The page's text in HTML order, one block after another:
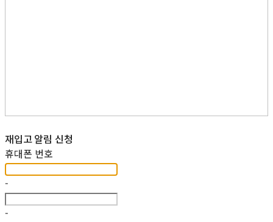
재입고 알림 신청
휴대폰 번호
-
-